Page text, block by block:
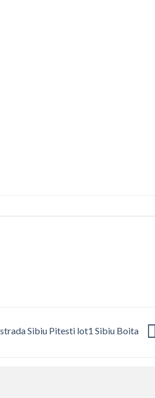
Sibiu Pitesti lot1 Sibiu Boita